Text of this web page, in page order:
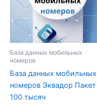
База данных мобильных
номеров
База данных мобильных
номеров Эквадор Пакет
100 тысяч